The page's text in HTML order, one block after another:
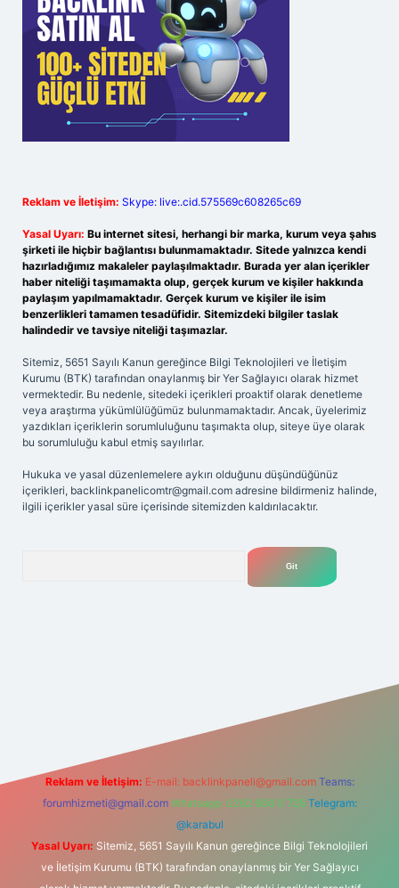
Reklam ve İletişim: Skype: live:.cid.575569c608265c69
Yasal Uyarı: Bu internet sitesi, herhangi bir marka, kurum veya şahıs
şirketi ile hiçbir bağlantısı bulunmamaktadır. Sitede yalnızca kendi
hazırladığımız makaleler paylaşılmaktadır. Burada yer alan içerikler
haber niteliği taşımamakta olup, gerçek kurum ve kişiler hakkında
paylaşım yapılmamaktadır. Gerçek kurum ve kişiler ile isim
benzerlikleri tamamen tesadüfidir. Sitemizdeki bilgiler taslak
halindedir ve tavsiye niteliği taşımazlar.
Sitemiz, 5651 Sayılı Kanun gereğince Bilgi Teknolojileri ve İletişim
Kurumu (BTK) tarafından onaylanmış bir Yer Sağlayıcı olarak hizmet
vermektedir. Bu nedenle, sitedeki içerikleri proaktif olarak denetleme
veya araştırma yükümlülüğümüz bulunmamaktadır. Ancak, üyelerimiz
yazdıkları içeriklerin sorumluluğunu taşımakta olup, siteye üye olarak
bu sorumluluğu kabul etmiş sayılırlar.
Hukuka ve yasal düzenlemelere aykırı olduğunu düşündüğünüz
içerikleri, backlinkpanelicomtr@gmail.com adresine bildirmeniz halinde,
ilgili içerikler yasal süre içerisinde sitemizden kaldırılacaktır.
Reklam ve İletişim: E-mail: backlinkpaneli@gmail.com Teams:
forumhizmeti@gmail.com Whatsapp: 0262 606 0 726 Telegram:
@karabul
Yasal Uyarı: Sitemiz, 5651 Sayılı Kanun gereğince Bilgi Teknolojileri
ve İletişim Kurumu (BTK) tarafından onaylanmış bir Yer Sağlayıcı